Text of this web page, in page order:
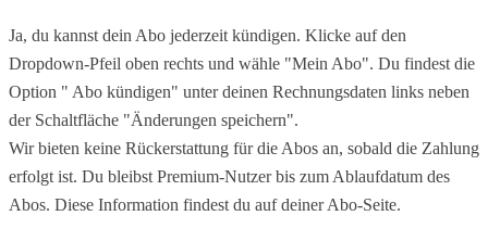
Ja, du kannst dein Abo jederzeit kündigen. Klicke auf den
Dropdown-Pfeil oben rechts und wähle "Mein Abo". Du findest die
Option " Abo kündigen" unter deinen Rechnungsdaten links neben
der Schaltfläche "Änderungen speichern".
Wir bieten keine Rückerstattung für die Abos an, sobald die Zahlung
erfolgt ist. Du bleibst Premium-Nutzer bis zum Ablaufdatum des
Abos. Diese Information findest du auf deiner Abo-Seite.